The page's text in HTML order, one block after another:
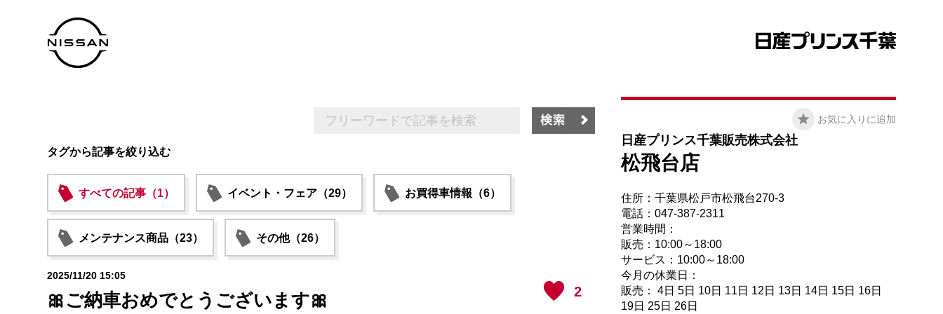
タグから記事を絞り込む
すべての記事（1） イベント・フェア（29） お買得車情報（6）
メンテナンス商品（23） その他（26）
2
2025/11/20 15:05
🎀ご納車おめでとうございます🎀
お気に入りに追加
日産プリンス千葉販売株式会社
松飛台店
住所：千葉県松戸市松飛台270-3
電話：047-387-2311
営業時間：
販売：10:00～18:00
サービス：10:00～18:00
今月の休業日：
販売： 4日 5日 10日 11日 12日 13日 14日 15日 16日
19日 25日 26日